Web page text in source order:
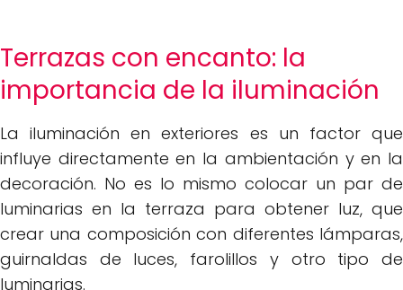
Terrazas con encanto: la
importancia de la iluminación
La iluminación en exteriores es un factor que
influye directamente en la ambientación y en la
decoración. No es lo mismo colocar un par de
luminarias en la terraza para obtener luz, que
crear una composición con diferentes lámparas,
guirnaldas de luces, farolillos y otro tipo de
luminarias.